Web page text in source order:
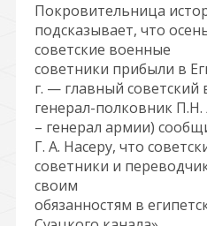
Покровительница
подсказывает, что
советские военные
советники прибыли в
г. — главный
генерал-полковник
– генерал армии)
Г. А. Насеру, что
советники и
своим
обязанностям в